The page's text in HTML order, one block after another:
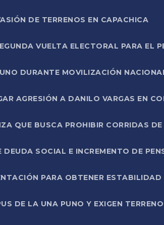
DE TERRENOS EN CAPACHICA
VUELTA ELECTORAL PARA EL
DURANTE MOVILIZACIÓN
AGRESIÓN A DANILO VARGAS EN
QUE BUSCA PROHIBIR CORRIDAS
SOCIAL E INCREMENTO DE
PARA OBTENER
DE LA UNA PUNO Y EXIGEN